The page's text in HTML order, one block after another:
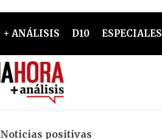
+ ANÁLISIS D10 ESPECIALES
Noticias positivas